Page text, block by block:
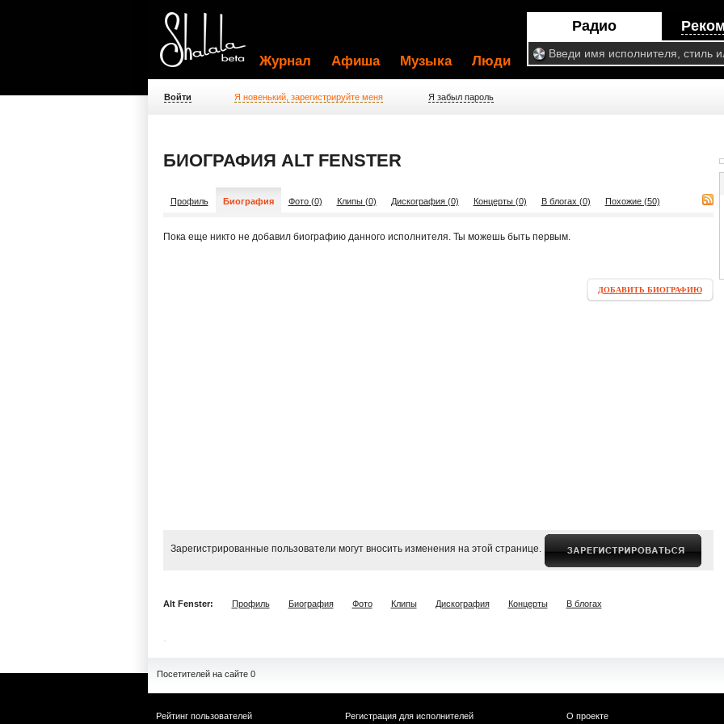
Радио
Журнал Афиша Музыка Люди
Войти Я новенький, зарегистрируйте меня Я забыл пароль
БИОГРАФИЯ ALT FENSTER
Профиль Биография Фото (0) Клипы (0) Дискография (0) Концерты (0) В блогах (0) Похожие (50)
Пока еще никто не добавил биографию данного исполнителя. Ты можешь быть первым.
ДОБАВИТЬ БИОГРАФИЮ
Зарегистрированные пользователи могут вносить изменения на этой странице.
Alt Fenster: Профиль Биография Фото Клипы Дискография Концерты В блогах
Посетителей на сайте 0
Рейтинг пользователей
Регистрация для исполнителей
О проекте